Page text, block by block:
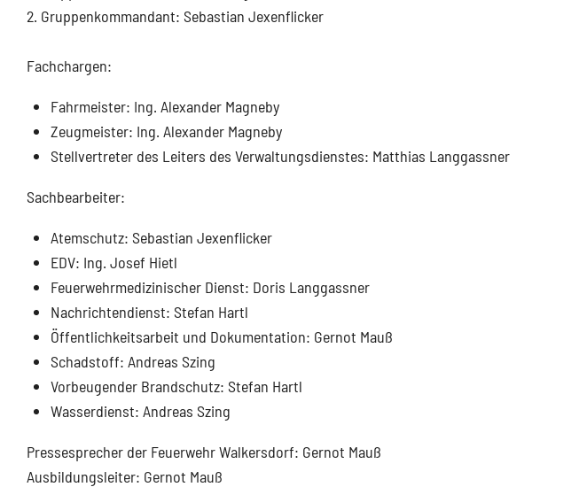
2. Gruppenkommandant: Sebastian Jexenflicker
Fachchargen:
Fahrmeister: Ing. Alexander Magneby
Zeugmeister: Ing. Alexander Magneby
Stellvertreter des Leiters des Verwaltungsdienstes: Matthias Langgassner
Sachbearbeiter:
Atemschutz: Sebastian Jexenflicker
EDV: Ing. Josef Hietl
Feuerwehrmedizinischer Dienst: Doris Langgassner
Nachrichtendienst: Stefan Hartl
Öffentlichkeitsarbeit und Dokumentation: Gernot Mauß
Schadstoff: Andreas Szing
Vorbeugender Brandschutz: Stefan Hartl
Wasserdienst: Andreas Szing
Pressesprecher der Feuerwehr Walkersdorf: Gernot Mauß
Ausbildungsleiter: Gernot Mauß